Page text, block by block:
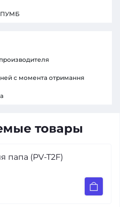
товары
папа (PV-T2F)
ПУМБ
с момента отримання